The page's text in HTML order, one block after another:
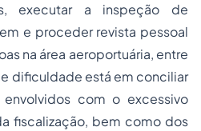
executar a inspeção de
e proceder revista pessoal
na área aeroportuária, entre
dificuldade está em conciliar
com o excessivo
fiscalização, bem como dos